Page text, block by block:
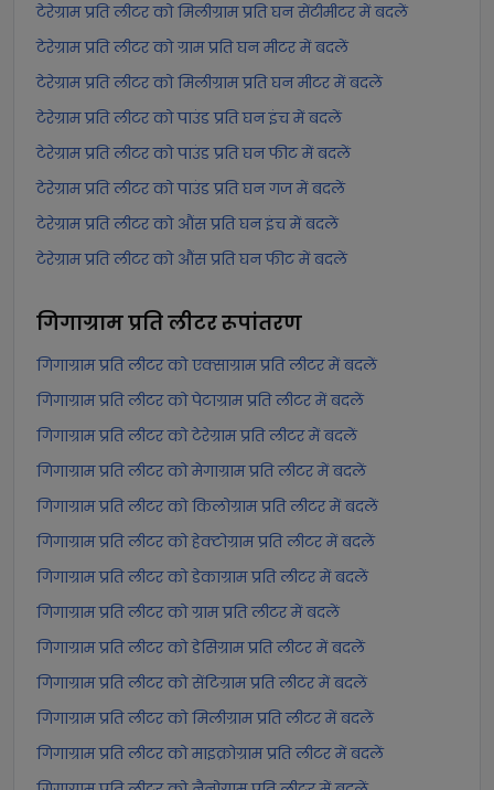
टेरेग्राम प्रति लीटर को मिलीग्राम प्रति घन सेंटीमीटर में बदलें
टेरेग्राम प्रति लीटर को ग्राम प्रति घन मीटर में बदलें
टेरेग्राम प्रति लीटर को मिलीग्राम प्रति घन मीटर में बदलें
टेरेग्राम प्रति लीटर को पाउंड प्रति घन इंच में बदलें
टेरेग्राम प्रति लीटर को पाउंड प्रति घन फीट में बदलें
टेरेग्राम प्रति लीटर को पाउंड प्रति घन गज में बदलें
टेरेग्राम प्रति लीटर को औंस प्रति घन इंच में बदलें
टेरेग्राम प्रति लीटर को औंस प्रति घन फीट में बदलें
गिगाग्राम प्रति लीटररूपांतरण
गिगाग्राम प्रति लीटर को एक्साग्राम प्रति लीटर में बदलें
गिगाग्राम प्रति लीटर को पेटाग्राम प्रति लीटर में बदलें
गिगाग्राम प्रति लीटर को टेरेग्राम प्रति लीटर में बदलें
गिगाग्राम प्रति लीटर को मेगाग्राम प्रति लीटर में बदलें
गिगाग्राम प्रति लीटर को किलोग्राम प्रति लीटर में बदलें
गिगाग्राम प्रति लीटर को हेक्टोग्राम प्रति लीटर में बदलें
गिगाग्राम प्रति लीटर को डेकाग्राम प्रति लीटर में बदलें
गिगाग्राम प्रति लीटर को ग्राम प्रति लीटर में बदलें
गिगाग्राम प्रति लीटर को डेसिग्राम प्रति लीटर में बदलें
गिगाग्राम प्रति लीटर को सेंटिग्राम प्रति लीटर में बदलें
गिगाग्राम प्रति लीटर को मिलीग्राम प्रति लीटर में बदलें
गिगाग्राम प्रति लीटर को माइक्रोग्राम प्रति लीटर में बदलें